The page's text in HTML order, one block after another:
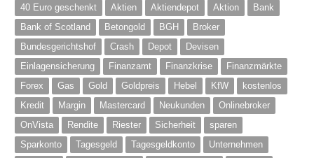
40 Euro geschenkt Aktien Aktiendepot Aktion
Bank
Bank of Scotland
Betongold BGH
Broker
Bundesgerichtshof
Crash Depot
Devisen
Einlagensicherung
Finanzamt Finanzkrise
Finanzmärkte
Forex
Gas Gold Goldpreis Hebel KfW
kostenlos
Kredit
Margin Mastercard Neukunden
Onlinebroker
OnVista
Rendite Riester Sicherheit
sparen
Sparkonto
Tagesgeld Tagesgeldkonto
Unternehmen